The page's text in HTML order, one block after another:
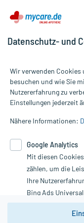
Alle Preise gelten inkl.
Informationen auf
die Untersuchung und
Therapien eingeleitet
Google Analytics.
unserer
nutzen Sie das Formular:
Vertrag widerrufen
Datenschutz- und
Wir verwenden Cookies
besuchen und wie Sie
Nutzererfahrung zu
Einstellungen jederzeit
Nähere Informationen:
Google Analytics
Mit diesen
zählen, um die
Ihre
Bing Ads
Youtube-Social